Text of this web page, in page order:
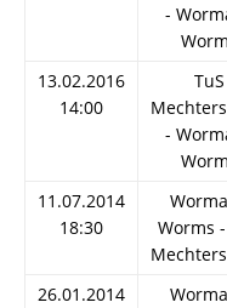
-
13.02.2016
14:00
TuS
-
11.07.2014
18:30
Worms
26.01.2014